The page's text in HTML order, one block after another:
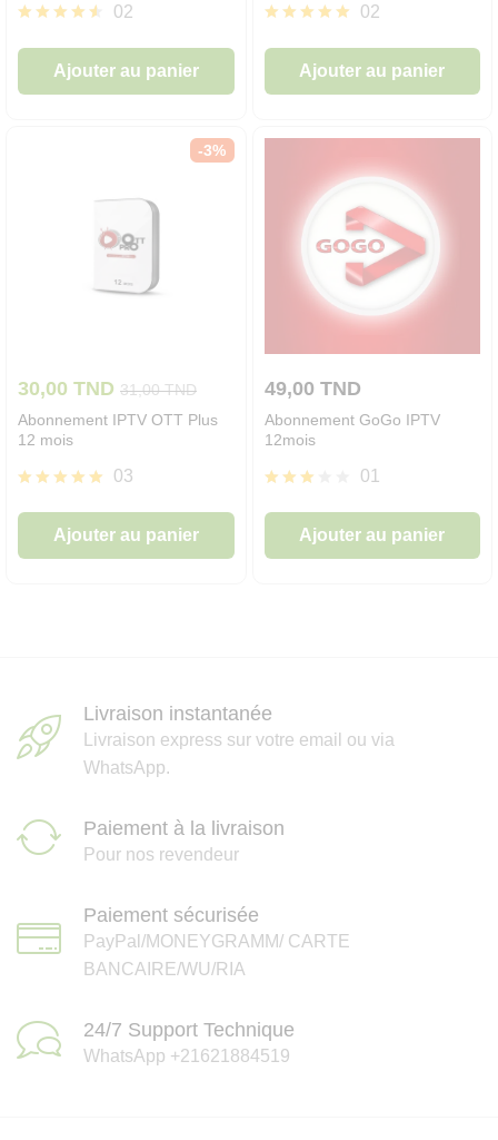
4.50
sur 5
02
Ajouter au panier
5.00
sur 5
02
Ajouter au panier
-3%
30,00 TND 31,00TND
Abonnement IPTV OTT Plus
12 mois
5.00
sur 5
03
Ajouter au panier
49,00 TND
Abonnement GoGo IPTV
12mois
3.00
sur 5
01
Ajouter au panier
Livraison instantanée
Livraison express sur votre email ou via
WhatsApp.
Paiement à la livraison
Pour nos revendeur
Paiement sécurisée
PayPal/MONEYGRAMM/ CARTE
BANCAIRE/WU/RIA
24/7 Support Technique
WhatsApp +21621884519